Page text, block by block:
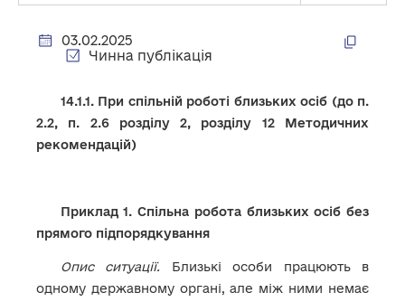
03.02.2025
Чинна публікація
14.1.1. При спільній роботі близьких осіб (до п.
2.2, п. 2.6 розділу 2, розділу 12 Методичних
рекомендацій)
Приклад 1. Спільна робота близьких осіб без
прямого підпорядкування
Опис ситуації. Близькі особи працюють в
одному державному органі, але між ними немає